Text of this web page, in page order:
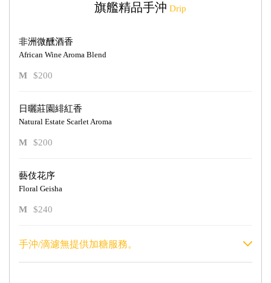
旗艦精品手沖 Drip
非洲微醺酒香
African Wine Aroma Blend
M $200
日曬莊園緋紅香
Natural Estate Scarlet Aroma
M $200
藝伎花序
Floral Geisha
M $240
手沖/滴濾無提供加糖服務。